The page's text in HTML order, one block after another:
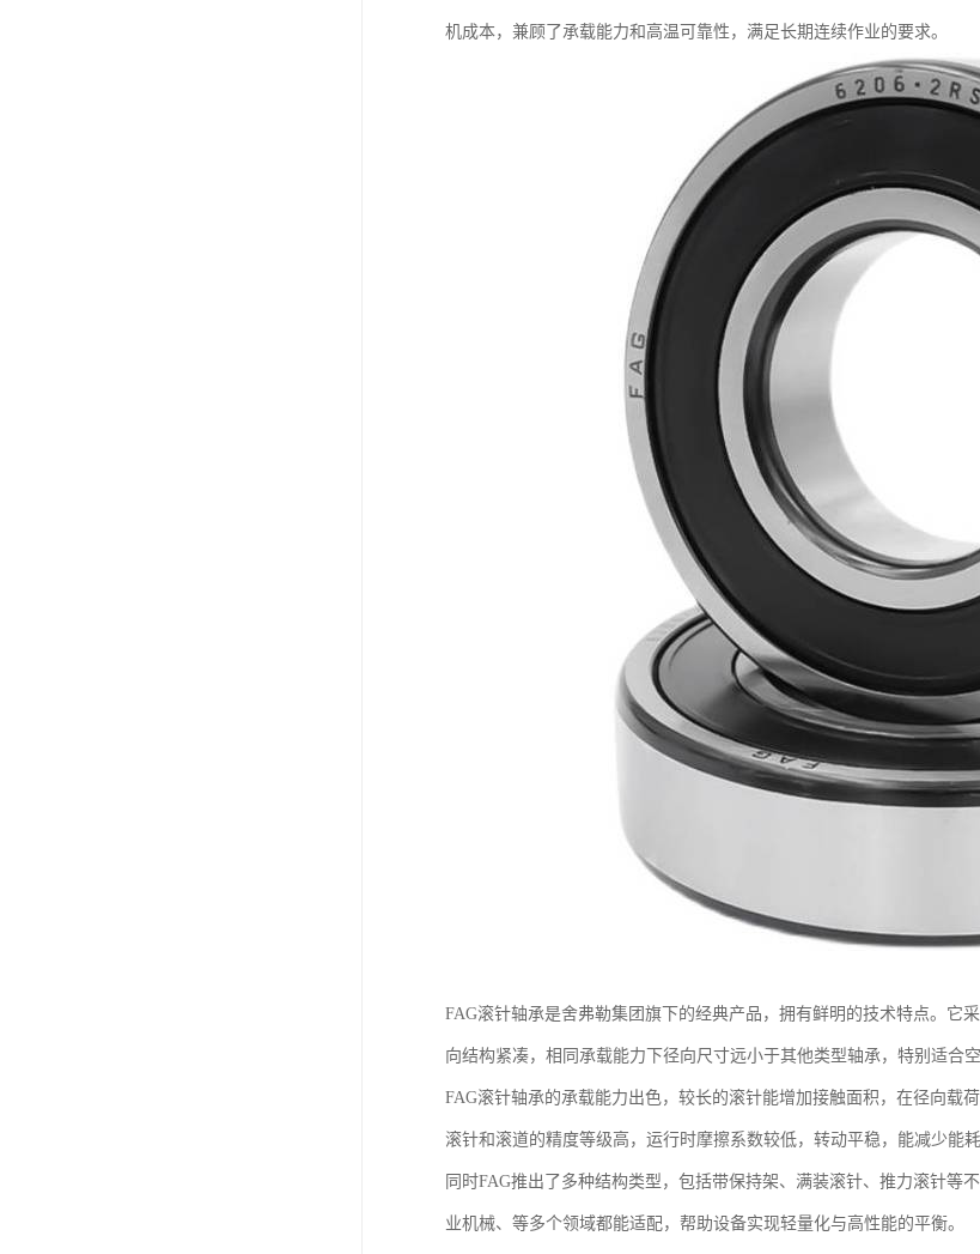
机成本，兼顾了承载能力和高温可靠性，满足长期连续作业的要求。
FAG滚针轴承是舍弗勒集团旗下的经典产品，拥有鲜明的技术特点。它
向结构紧凑，相同承载能力下径向尺寸远小于其他类型轴承，特别适合
FAG滚针轴承的承载能力出色，较长的滚针能增加接触面积，在径向载
滚针和滚道的精度等级高，运行时摩擦系数较低，转动平稳，能减少能
同时FAG推出了多种结构类型，包括带保持架、满装滚针、推力滚针等
业机械、等多个领域都能适配，帮助设备实现轻量化与高性能的平衡。